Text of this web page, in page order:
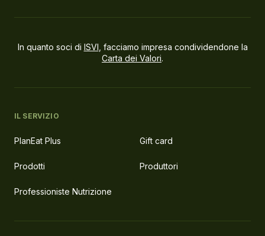
In quanto soci di ISVI , facciamo impresa condividendone la
Carta dei Valori.
IL SERVIZIO
PlanEat Plus Gift card
Prodotti Produttori
Professioniste Nutrizione